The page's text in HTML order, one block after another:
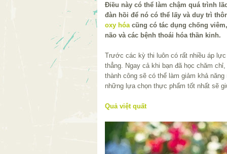
Điều này có thể làm chậm quá trình
đàn hồi để nó có thể lấy và duy trì
oxy hóa cũng có tác dụng chống
não và các bệnh thoái hóa thần kinh.
Trước các kỳ thi luôn có rất nhiều áp
thẳng. Ngay cả khi bạn đã học chăm
thành công sẽ có thể làm giảm khả
những lựa chọn thực phẩm tốt nhất sẽ
Quả việt quất